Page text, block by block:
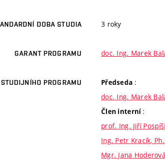
DOBA STUDIA 3 roky
GARANT PROGRAMU doc. Ing. Marek
PROGRAMU Předseda :
doc. Ing. Marek
Člen interní :
prof. Ing. Jiří
Ing. Petr Kracík,
Mgr. Jana